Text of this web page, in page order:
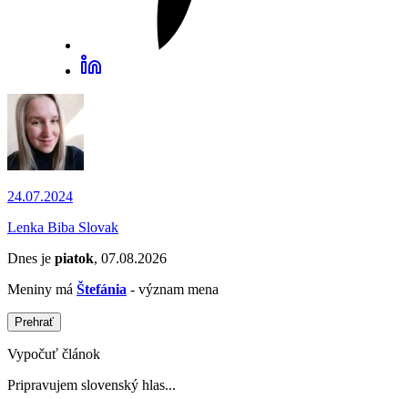
24.07.2024
Lenka Biba Slovak
Dnes je piatok, 07.08.2026
Meniny má Štefánia - význam mena
Prehrať
Vypočuť článok
Pripravujem slovenský hlas...